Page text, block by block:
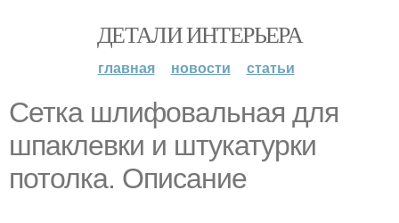
ДЕТАЛИ ИНТЕРЬЕРА
главная новости статьи
Сетка шлифовальная для
шпаклевки и штукатурки
потолка. Описание